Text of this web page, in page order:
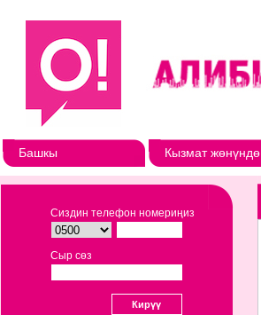
Башкы Кызмат жөнүндө
Сиздин телефон номериңиз
Сыр сөз